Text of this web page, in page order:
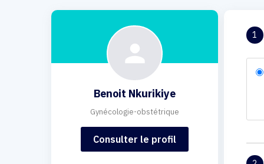
Benoit Nkurikiye
Gynécologie-obstétrique
Consulter le profil
1